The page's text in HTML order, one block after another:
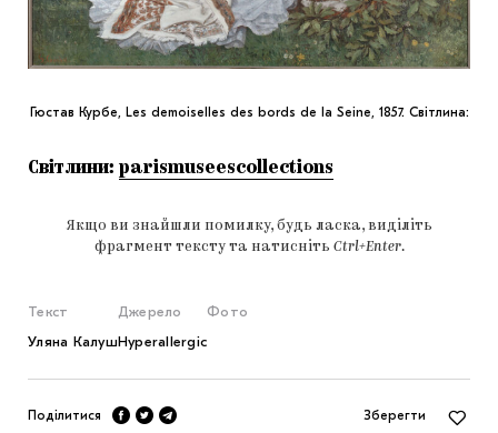
Гюстав Курбе, Les demoiselles des bords de la Seine, 1857. Світлина:
Світлини: parismuseescollections
Якщо ви знайшли помилку, будь ласка, виділіть
фрагмент тексту та натисніть Ctrl+Enter.
Текст
Уляна Калуш
Джерело
Hyperallergic
Фото
Поділитися Зберегти